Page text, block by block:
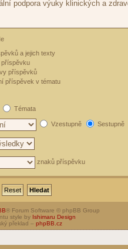
a jejich texty
příspěvku
příspěvků
příspěvek v tématu
Témata
Vzestupně Sestupně
znaků příspěvku
® Forum Software © phpBB Group
style by Ishimaru Design
překlad – phpBB.cz